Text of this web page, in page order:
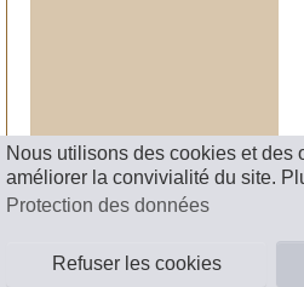
Nous utilisons des cookies et des
améliorer la convivialité du site.
Protection des données
Refuser les cookies